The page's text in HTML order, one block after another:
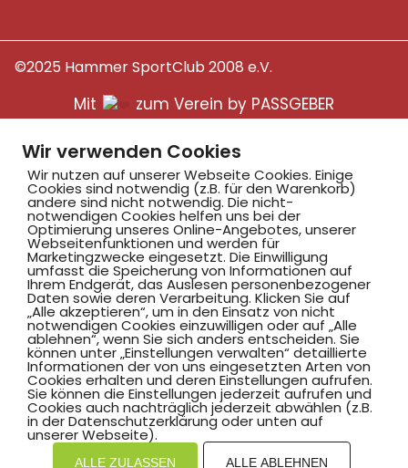
©2025 Hammer SportClub 2008 e.V.
Mit zum Verein by PASSGEBER
Impressum
H
inweisgebersystem
Wir verwenden Cookies
Wir nutzen auf unserer Webseite Cookies. Einige
Cookies sind notwendig (z.B. für den Warenkorb)
andere sind nicht notwendig. Die nicht-
notwendigen Cookies helfen uns bei der
Optimierung unseres Online-Angebotes, unserer
Webseitenfunktionen und werden für
Marketingzwecke eingesetzt. Die Einwilligung
umfasst die Speicherung von Informationen auf
Ihrem Endgerät, das Auslesen personenbezogener
Daten sowie deren Verarbeitung. Klicken Sie auf
„Alle akzeptieren“, um in den Einsatz von nicht
notwendigen Cookies einzuwilligen oder auf „Alle
ablehnen“, wenn Sie sich anders entscheiden. Sie
können unter „Einstellungen verwalten“ detaillierte
Informationen der von uns eingesetzten Arten von
Cookies erhalten und deren Einstellungen aufrufen.
Sie können die Einstellungen jederzeit aufrufen und
Cookies auch nachträglich jederzeit abwählen (z.B.
in der Datenschutzerklärung oder unten auf
unserer Webseite).
ALLE ZULASSEN ALLE ABLEHNEN